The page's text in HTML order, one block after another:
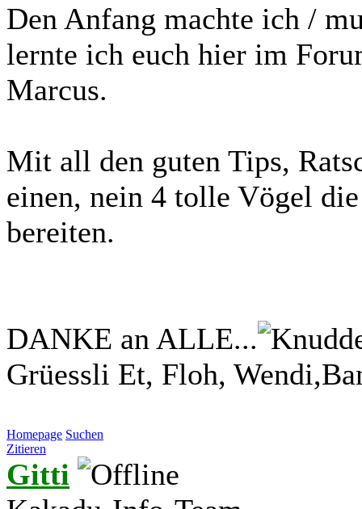
Den Anfang machte ich /
lernte ich euch hier im
Marcus.
Mit all den guten Tips,
einen, nein 4 tolle Vögel
bereiten.
DANKE an ALLE...
Grüessli Et, Floh,
Homepage Suchen
Zitieren
Gitti